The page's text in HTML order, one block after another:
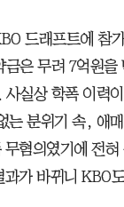
드래프트에 참
금은 무려 7억원을
실상 학폭 이력
는 분위기 속, 애
혐의였기에 전혀
가 바뀌니 KBO